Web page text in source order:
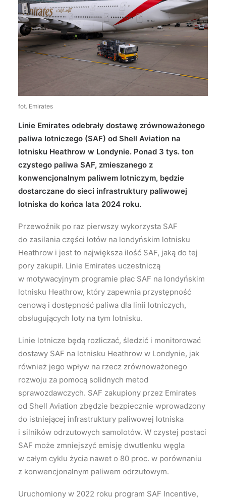
Wyszukiwanie
fot. Emirates
Linie Emirates odebrały dostawę zrównoważonego
paliwa lotniczego (SAF) od Shell Aviation na
lotnisku Heathrow w Londynie. Ponad 3 tys. ton
czystego paliwa SAF, zmieszanego z
konwencjonalnym paliwem lotniczym, będzie
dostarczane do sieci infrastruktury paliwowej
lotniska do końca lata 2024 roku.
Przewoźnik po raz pierwszy wykorzysta SAF
do zasilania części lotów na londyńskim lotnisku
Heathrow i jest to największa ilość SAF, jaką do tej
pory zakupił. Linie Emirates uczestniczą
w motywacyjnym programie płac SAF na londyńskim
lotnisku Heathrow, który zapewnia przystępność
cenową i dostępność paliwa dla linii lotniczych,
obsługujących loty na tym lotnisku.
Linie lotnicze będą rozliczać, śledzić i monitorować
dostawy SAF na lotnisku Heathrow w Londynie, jak
również jego wpływ na rzecz zrównoważonego
rozwoju za pomocą solidnych metod
sprawozdawczych. SAF zakupiony przez Emirates
od Shell Aviation zbędzie bezpiecznie wprowadzony
do istniejącej infrastruktury paliwowej lotniska
i silników odrzutowych samolotów. W czystej postaci
SAF może zmniejszyć emisję dwutlenku węgla
w całym cyklu życia nawet o 80 proc. w porównaniu
z konwencjonalnym paliwem odrzutowym.
Uruchomiony w 2022 roku program SAF Incentive,